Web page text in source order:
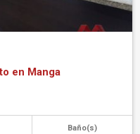
en Manga
Baño(s)